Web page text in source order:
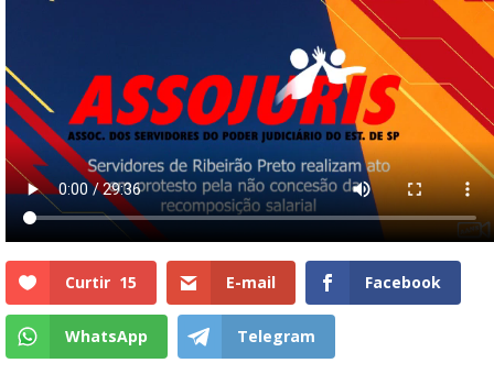
Curtir 15 E-mail Facebook
WhatsApp Telegram